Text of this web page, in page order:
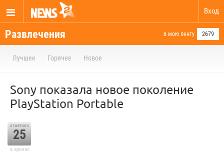
Вход
Развлечения в мою ленту 2679
Лучшее Горячее Новое
Sony показала новое поколение
PlayStation Portable
отметили
25
в архиве